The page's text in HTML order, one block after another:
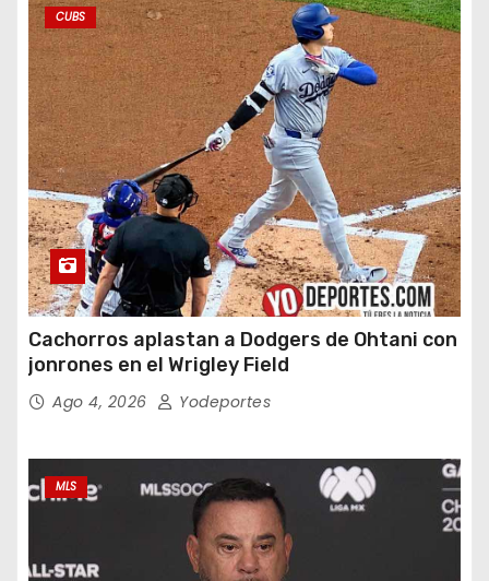
CUBS
Cachorros aplastan a Dodgers de Ohtani con
jonrones en el Wrigley Field
Ago 4, 2026 Yodeportes
MLS